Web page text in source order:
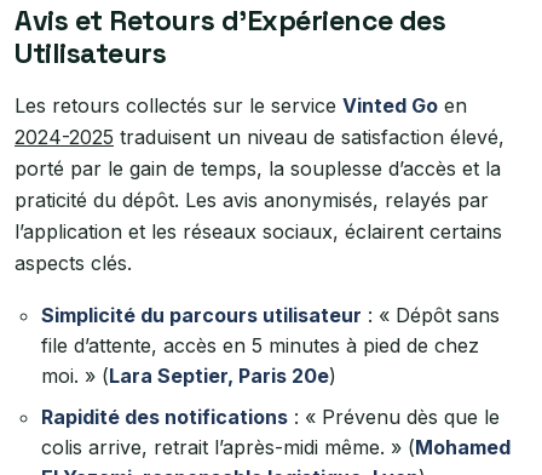
Avis et Retours d’Expérience des
Utilisateurs
Les retours collectés sur le service Vinted Go en
2024-2025 traduisent un niveau de satisfaction élevé,
porté par le gain de temps, la souplesse d’accès et la
praticité du dépôt. Les avis anonymisés, relayés par
l’application et les réseaux sociaux, éclairent certains
aspects clés.
Simplicité du parcours utilisateur : « Dépôt sans
file d’attente, accès en 5 minutes à pied de chez
moi. » (Lara Septier, Paris 20e)
Rapidité des notifications : « Prévenu dès que le
colis arrive, retrait l’après-midi même. » (Mohamed